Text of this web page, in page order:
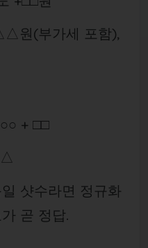
원(부가세 포함),
+ □□
샷수라면 정규화
곧 정답.